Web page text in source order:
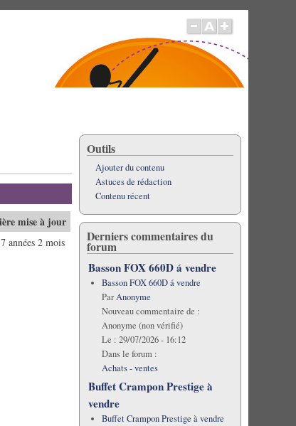
mise à jour
années 2 mois
Outils
Ajouter du contenu
Astuces de rédaction
Contenu récent
Derniers commentaires du
forum
Basson FOX 660D á vendre
Basson FOX 660D á vendre
ParAnonyme
Nouveau commentaire de :
Anonyme (non vérifié)
Le : 29/07/2026 - 16:12
Dans le forum :
Achats - ventes
Buffet Crampon Prestige à
vendre
Buffet Crampon Prestige à vendre